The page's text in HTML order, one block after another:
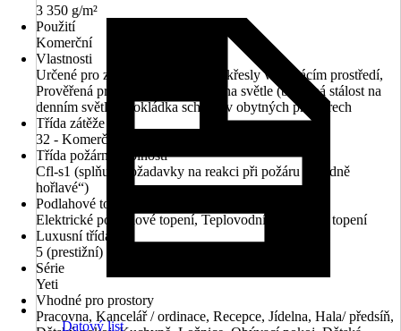
3 350 g/m²
Použití
Komerční
Vlastnosti
Určené pro zatížení kolečkovými křesly v domácím prostředí,
Prověřená protiskluznost, Stálost na světle (barevná stálost na
denním světle), Pokládka schodů v obytných prostorech
Třída zátěže
32 - Komerční prostory s běžným používáním
Třída požární odolnosti
Cfl-s1 (splňuje požadavky na reakci při požáru „středně
hořlavé“)
Podlahové topení
Elektrické podlahové topení, Teplovodní podlahové topení
Luxusní třída LC
5 (prestižní)
Série
Yeti
Vhodné pro prostory
Pracovna, Kancelář / ordinace, Recepce, Jídelna, Hala/ předsíň,
Datový list